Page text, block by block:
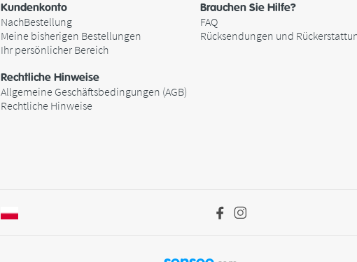
Kundenkonto
NachBestellung
Meine bisherigen Bestellungen
Ihr persönlicher Bereich
Rechtliche Hinweise
Allgemeine Geschäftsbedingungen (AGB)
Rechtliche Hinweise
Brauchen Sie Hilfe?
FAQ
Rücksendungen und